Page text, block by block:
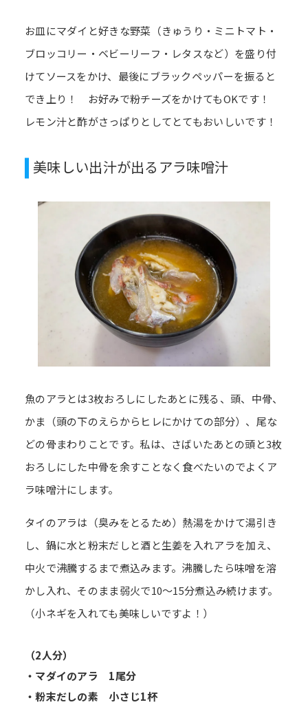
お皿にマダイと好きな野菜（きゅうり・ミニトマト・
ブロッコリー・ベビーリーフ・レタスなど）を盛り付
けてソースをかけ、最後にブラックペッパーを振ると
でき上り！ お好みで粉チーズをかけてもOKです！
レモン汁と酢がさっぱりとしてとてもおいしいです！
美味しい出汁が出るアラ味噌汁
魚のアラとは3枚おろしにしたあとに残る、頭、中骨、
かま（頭の下のえらからヒレにかけての部分）、尾な
どの骨まわりことです。私は、さばいたあとの頭と3枚
おろしにした中骨を余すことなく食べたいのでよくア
ラ味噌汁にします。
タイのアラは（臭みをとるため）熱湯をかけて湯引き
し、鍋に水と粉末だしと酒と生姜を入れアラを加え、
中火で沸騰するまで煮込みます。沸騰したら味噌を溶
かし入れ、そのまま弱火で10～15分煮込み続けます。
（小ネギを入れても美味しいですよ！）
（2人分）
・マダイのアラ 1尾分
・粉末だしの素 小さじ1杯